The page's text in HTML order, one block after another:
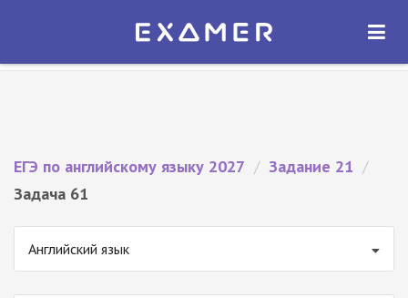
Экзамер — ЕГЭ 2027
ОТКРЫТЬ
ЕГЭ по английскому языку 2027 / Задание 21 /
Задача 61
Английский язык